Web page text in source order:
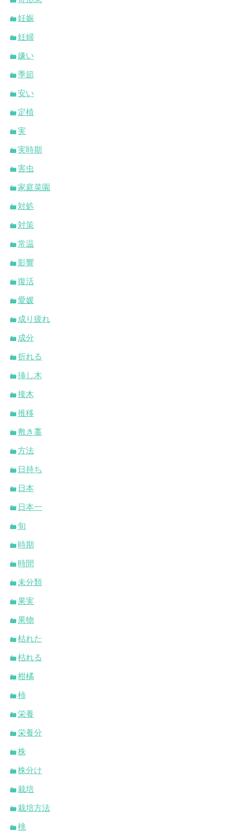
妊娠
妊婦
嫌い
季節
安い
定植
実
実時期
害虫
家庭菜園
対処
対策
常温
影響
復活
愛媛
成り疲れ
成分
折れる
挿し木
接木
推移
敷き藁
方法
日持ち
日本
日本一
旬
時期
時間
未分類
果実
果物
枯れた
枯れる
柑橘
柿
栄養
栄養分
株
株分け
栽培
栽培方法
桃